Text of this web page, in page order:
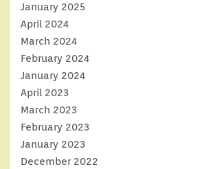
January 2025
April 2024
March 2024
February 2024
January 2024
April 2023
March 2023
February 2023
January 2023
December 2022